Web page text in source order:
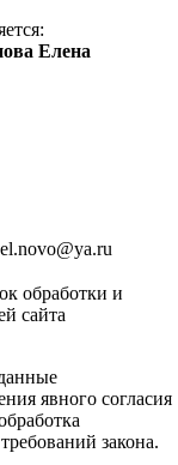
Елена
el.novo@ya.ru
обработки и
сайта
явного согласия
закона.